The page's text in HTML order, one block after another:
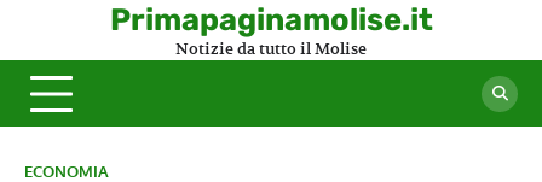
content
Primapaginamolise.it
Notizie da tutto il Molise
ECONOMIA